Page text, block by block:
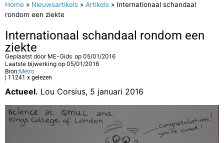
Home » Nieuwsartikels » Artikels » Internationaal schandaal
rondom een ziekte
Internationaal schandaal rondom een
ziekte
Geplaatst door ME-Gids op 05/01/2016
Laatste bijwerking op 05/01/2016
Bron: Metro
| 11241 x gelezen
Actueel. Lou Corsius, 5 januari 2016